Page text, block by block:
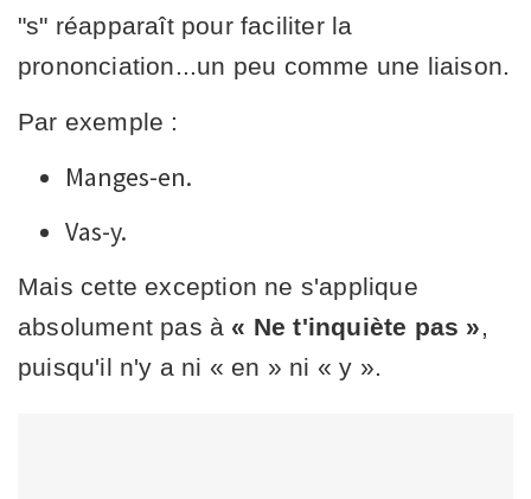
"s" réapparaît pour faciliter la
prononciation...un peu comme une liaison.
Par exemple :
Manges-en.
Vas-y.
Mais cette exception ne s'applique
absolument pas à « Ne t'inquiète pas »,
puisqu'il n'y a ni « en » ni « y ».